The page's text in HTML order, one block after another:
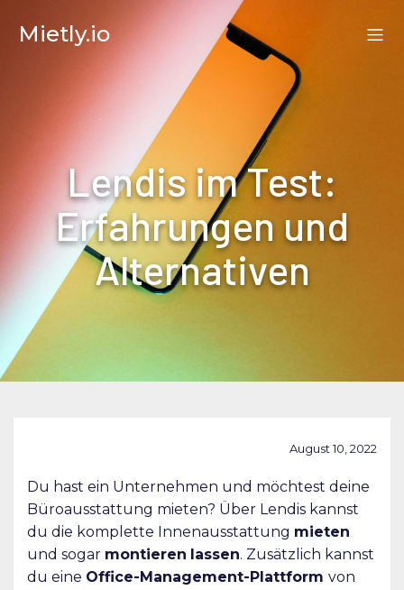
Mietly.io
Lendis im Test:
Erfahrungen und
Alternativen
August 10, 2022
Du hast ein Unternehmen und möchtest deine
Büroausstattung mieten? Über Lendis kannst
du die komplette Innenausstattung mieten
und sogar montieren lassen. Zusätzlich kannst
du eine Office-Management-Plattform von